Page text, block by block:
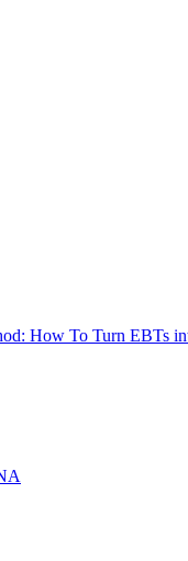
How To Turn EBTs